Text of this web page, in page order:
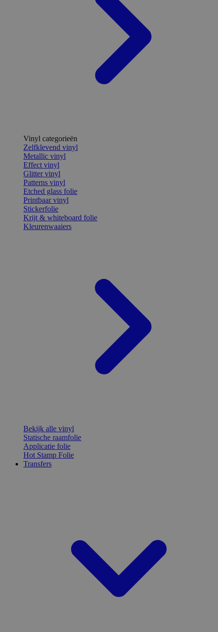
Vinyl categorieën
Zelfklevend vinyl
Metallic vinyl
Effect vinyl
Glitter vinyl
Patterns vinyl
Etched glass folie
Printbaar vinyl
Stickerfolie
Krijt & whiteboard folie
Kleurenwaaiers
Bekijk alle vinyl
Statische raamfolie
Applicatie folie
Hot Stamp Folie
Transfers